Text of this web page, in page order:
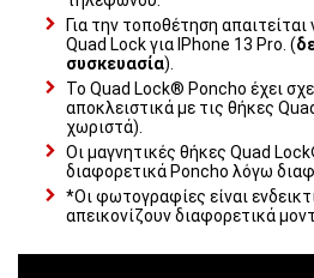
Για την τοποθέτηση
Quad Lock για IPhone 13 Pro. (
συσκευασία).
Το Quad Lock® Poncho έχει
αποκλειστικά με τις θήκες
χωριστά).
Οι μαγνητικές θήκες Quad
διαφορετικά Poncho λόγω
*Οι φωτογραφίες είναι
απεικονίζουν διαφορετικά